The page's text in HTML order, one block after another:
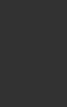
данных в
обработки